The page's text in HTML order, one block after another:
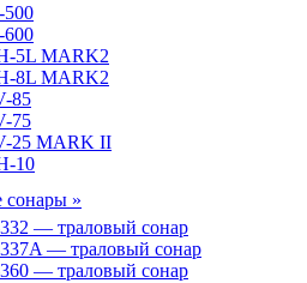
5L MARK2
8L MARK2
85
75
25 MARK II
10
сонары »
— траловый сонар
— траловый сонар
— траловый сонар